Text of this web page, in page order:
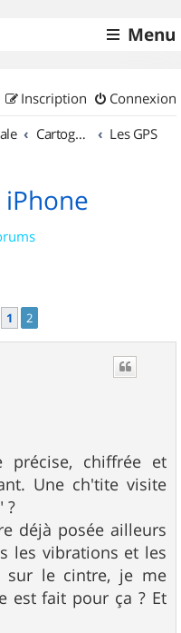
Menu
Connexion
Inscription
Cartographie et GPS Les GPS
Précédent
1 2
précise, chiffrée et
Une ch'tite visite
?
déjà posée ailleurs
les vibrations et les
sur le cintre, je me
est fait pour ça ? Et